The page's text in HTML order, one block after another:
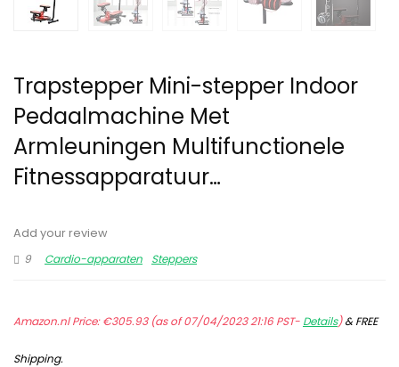
Trapstepper Mini-stepper Indoor
Pedaalmachine Met
Armleuningen Multifunctionele
Fitnessapparatuur…
Add your review
9
Cardio-apparaten Steppers
Amazon.nl Price:€305.93(as of 07/04/2023 21:16 PST- Details)&FREE
Shipping.